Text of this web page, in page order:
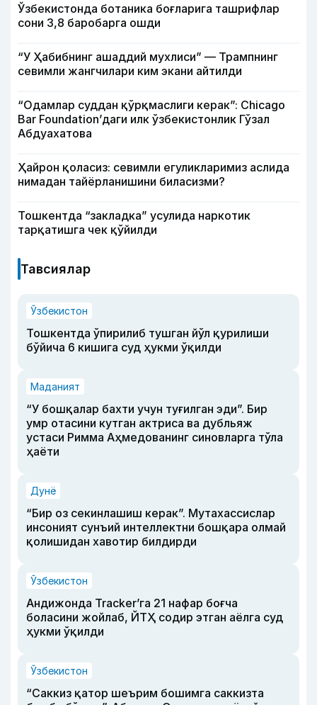
Ўзбекистонда ботаника боғларига ташрифлар
сони 3,8 баробарга ошди
“У Ҳабибнинг ашаддий мухлиси” — Трампнинг
севимли жангчилари ким экани айтилди
“Одамлар суддан қўрқмаслиги керак”: Chicago
Bar Foundation’даги илк ўзбекистонлик Гўзал
Абдуахатова
Ҳайрон қоласиз: севимли егуликларимиз аслида
нимадан тайёрланишини биласизми?
Тошкентда “закладка” усулида наркотик
тарқатишга чек қўйилди
Тавсиялар
Ўзбекистон
Тошкентда ўпирилиб тушган йўл қурилиши
бўйича 6 кишига суд ҳукми ўқилди
Маданият
“У бошқалар бахти учун туғилган эди”. Бир
умр отасини кутган актриса ва дубльяж
устаси Римма Аҳмедованинг синовларга тўла
ҳаёти
Дунё
“Бир оз секинлашиш керак”. Мутахассислар
инсоният сунъий интеллектни бошқара олмай
қолишидан хавотир билдирди
Ўзбекистон
Андижонда Tracker’га 21 нафар боғча
боласини жойлаб, ЙТҲ содир этган аёлга суд
ҳукми ўқилди
Ўзбекистон
“Саккиз қатор шеърим бошимга саккизта